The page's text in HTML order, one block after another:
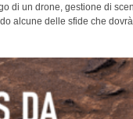
di un drone, gestione di
alcune delle sfide che